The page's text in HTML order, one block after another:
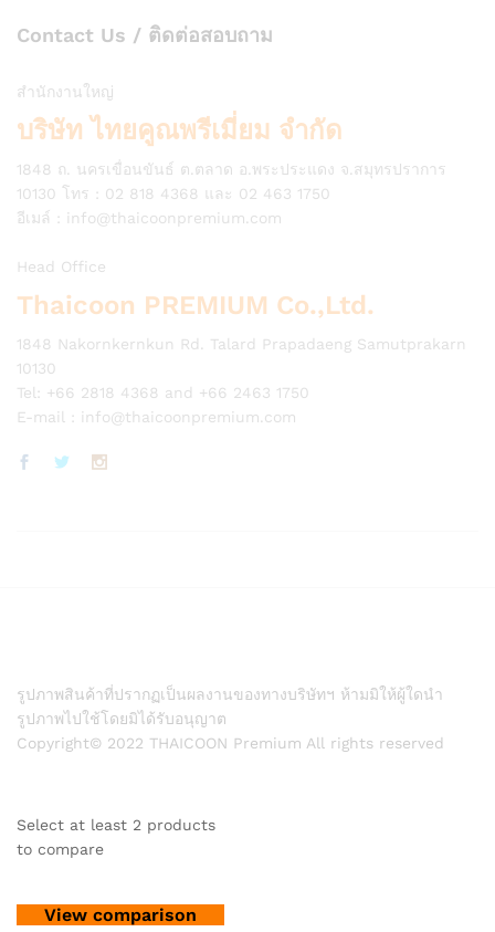
Contact Us / ติดต่อสอบถาม
สำนักงานใหญ่
บริษัท ไทยคูณพรีเมี่ยม จำกัด
1848 ถ. นครเขื่อนขันธ์ ต.ตลาด อ.พระประแดง จ.สมุทรปราการ
10130 โทร : 02 818 4368 และ 02 463 1750
อีเมล์ : info@thaicoonpremium.com
Head Office
Thaicoon PREMIUM Co.,Ltd.
1848 Nakornkernkun Rd. Talard Prapadaeng Samutprakarn
10130
Tel: +66 2818 4368 and +66 2463 1750
E-mail : info@thaicoonpremium.com
รูปภาพสินค้าที่ปรากฏเป็นผลงานของทางบริษัทฯ ห้ามมิให้ผู้ใดนำ
รูปภาพไปใช้โดยมิได้รับอนุญาต
Copyright© 2022 THAICOON Premium All rights reserved
Select at least 2 products
to compare
View comparison